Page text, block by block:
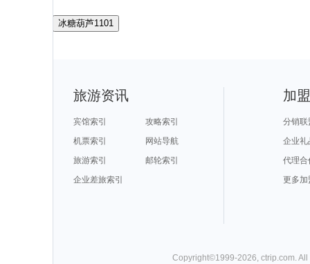
冰糖葫芦1101
旅游资讯
宾馆索引
攻略索引
机票索引
网站导航
旅游索引
邮轮索引
企业差旅索引
加
分销联
企业礼
代理合
更多加
Copyright©1999-2026 ctrip.com .